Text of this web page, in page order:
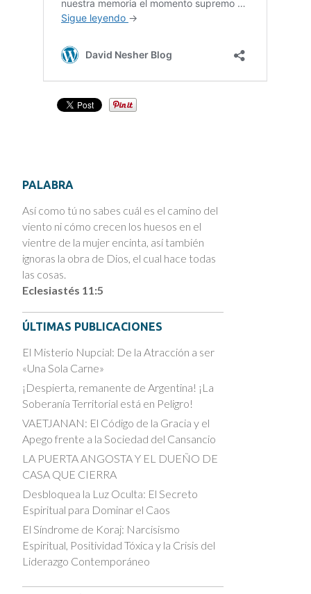
PALABRA
Así como tú no sabes cuál es el camino del
viento ni cómo crecen los huesos en el
vientre de la mujer encinta, así también
ignoras la obra de Dios, el cual hace todas
las cosas.
Eclesiastés 11:5
ÚLTIMAS PUBLICACIONES
El Misterio Nupcial: De la Atracción a ser
«Una Sola Carne»
¡Despierta, remanente de Argentina! ¡La
Soberanía Territorial está en Peligro!
VAETJANAN: El Código de la Gracia y el
Apego frente a la Sociedad del Cansancio
LA PUERTA ANGOSTA Y EL DUEÑO DE
CASA QUE CIERRA
Desbloquea la Luz Oculta: El Secreto
Espiritual para Dominar el Caos
El Síndrome de Koraj: Narcisismo
Espiritual, Positividad Tóxica y la Crisis del
Liderazgo Contemporáneo